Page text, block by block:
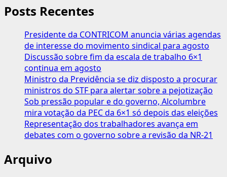
Salariais
de
2023
superam
Inflação
em
78%
das
negociações
Posts Recentes
Presidente da CONTRICOM anuncia várias agendas
de interesse do movimento sindical para agosto
Discussão sobre fim da escala de trabalho 6×1
continua em agosto
Ministro da Previdência se diz disposto a procurar
ministros do STF para alertar sobre a pejotização
Sob pressão popular e do governo, Alcolumbre
mira votação da PEC da 6×1 só depois das eleições
Representação dos trabalhadores avança em
debates com o governo sobre a revisão da NR-21
Arquivo